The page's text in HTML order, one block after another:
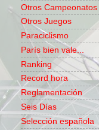
Otros Campeonatos
Otros Juegos
Paraciclismo
París bien vale...
Ranking
Record hora
Reglamentación
Seis Días
Selección española